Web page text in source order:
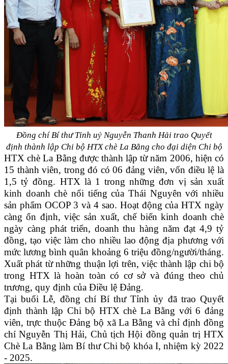
Đồng chí Bí thư Tỉnh uỷ Nguyễn Thanh Hải trao Quyết
định thành lập Chi bộ HTX chè La Bằng cho đại diện Chi bộ
HTX chè La Bằng được thành lập từ năm 2006, hiện có
15 thành viên, trong đó có 06 đảng viên, vốn điều lệ là
1,5 tỷ đồng. HTX là 1 trong những đơn vị sản xuất
kinh doanh chè nổi tiếng của Thái Nguyên với nhiều
sản phẩm OCOP 3 và 4 sao. Hoạt động của HTX ngày
càng ổn định, việc sản xuất, chế biến kinh doanh chè
ngày càng phát triển, doanh thu hàng năm đạt 4,9 tỷ
đồng, tạo việc làm cho nhiều lao động địa phương với
mức lương bình quân khoảng 6 triệu đồng/người/tháng.
Xuất phát từ những thuận lợi trên, việc thành lập chi bộ
trong HTX là hoàn toàn có cơ sở và đúng theo chủ
trương, quy định của Điều lệ Đảng.
Tại buổi Lễ, đồng chí Bí thư Tỉnh ủy đã trao Quyết
định thành lập Chi bộ HTX chè La Bằng với 6 đảng
viên, trực thuộc Đảng bộ xã La Bằng và chỉ định đồng
chí Nguyễn Thị Hải, Chủ tịch Hội đồng quản trị HTX
Chè La Bằng làm Bí thư Chi bộ khóa I, nhiệm kỳ 2022
- 2025.